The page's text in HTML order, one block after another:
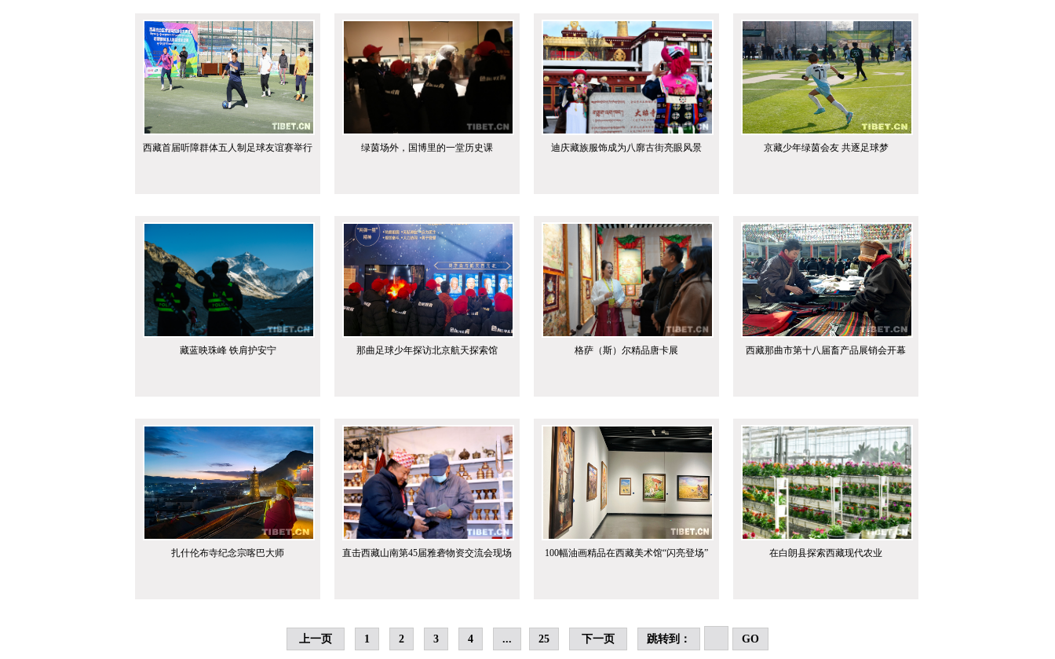
西藏首届听障群体五人制足球友谊赛举行 绿茵场外，国博里的一堂历史课 迪庆藏族服饰成为八廓古街亮眼风景 京藏少年绿茵会友 共逐足球梦
藏蓝映珠峰 铁肩护安宁 那曲足球少年探访北京航天探索馆 格萨（斯）尔精品唐卡展 西藏那曲市第十八届畜产品展销会开幕
扎什伦布寺纪念宗喀巴大师 直击西藏山南第45届雅砻物资交流会现场 100幅油画精品在西藏美术馆“闪亮登场” 在白朗县探索西藏现代农业
上一页 1 2 3 4 ... 25 下一页 跳转到： GO